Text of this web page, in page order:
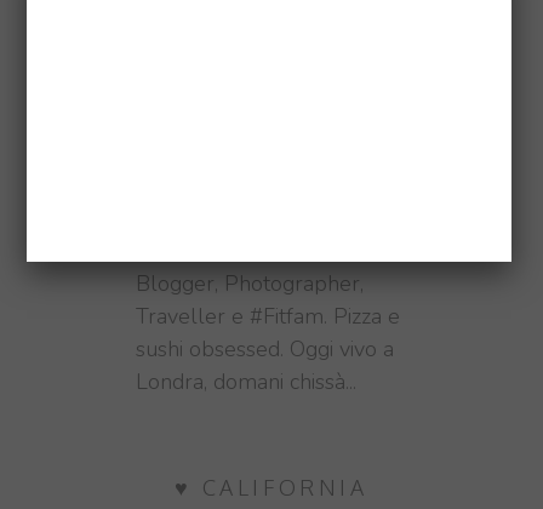
Blogger, Photographer,
Traveller e #Fitfam. Pizza e
sushi obsessed. Oggi vivo a
Londra, domani chissà...
♥ CALIFORNIA